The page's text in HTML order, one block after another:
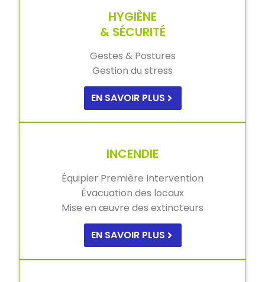
HYGIÈNE
& SÉCURITÉ
Gestes & Postures
Gestion du stress
EN SAVOIR PLUS
INCENDIE
Équipier Première Intervention
Évacuation des locaux
Mise en œuvre des extincteurs
EN SAVOIR PLUS